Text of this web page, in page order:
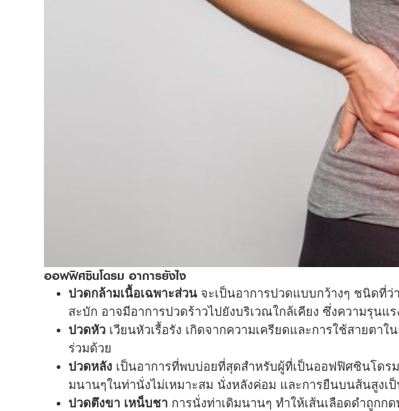
ออฟฟิศซินโดรม อาการยังไง
ปวดกล้ามเนื้อเฉพาะส่วน จะเป็นอาการปวดแบบกว้างๆ ชนิดที่
สะบัก อาจมีอาการปวดร้าวไปยังบริเวณใกล้เคียง ซึ่งความรุนแ
ปวดหัว เวียนหัวเรื้อรัง เกิดจากความเครียดและการใช้สายตา
ร่วมด้วย
ปวดหลัง เป็นอาการที่พบบ่อยที่สุดสำหรับผู้ที่เป็นออฟฟิศซินโดร
มนานๆในท่านั่งไม่เหมาะสม นั่งหลังค่อม และการยืนบนส้นสูงเ
ปวดตึงขา เหน็บชา การนั่งท่าเดิมนานๆ ทำให้เส้นเลือดดำถูกก